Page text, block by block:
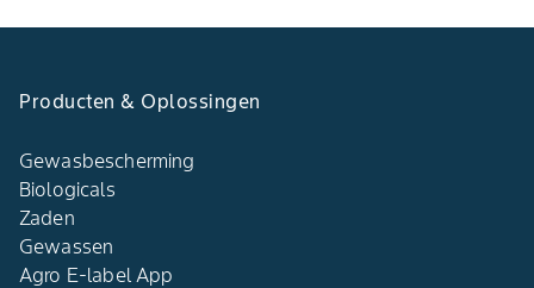
Producten & Oplossingen
Gewasbescherming
Biologicals
Zaden
Gewassen
Agro E-label App